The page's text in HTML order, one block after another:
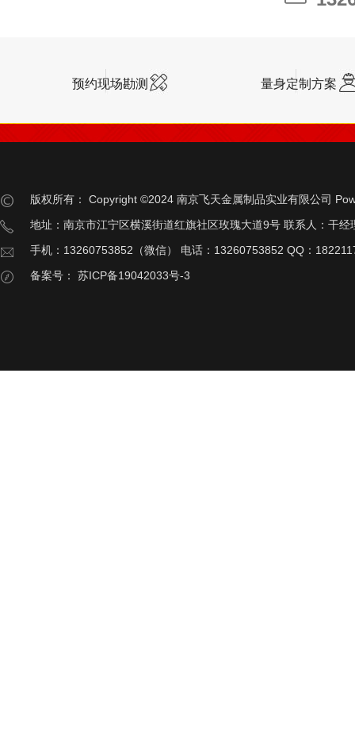
预约现场勘测 量身定制方案
版权所有： Copyright ©2024 南京飞天金属制品实业有限公司
地址：南京市江宁区横溪街道红旗社区玫瑰大道9号 联系人：干经
手机：13260753852（微信） 电话：13260753852 QQ：
备案号：
苏ICP备19042033号-3